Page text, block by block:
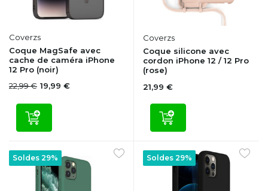
Coverzs
Coque MagSafe avec
cache de caméra iPhone
12 Pro (noir)
22,99 € 19,99 €
Coverzs
Coque silicone avec
cordon iPhone 12 / 12 Pro
(rose)
21,99 €
Soldes 29% Soldes 29%